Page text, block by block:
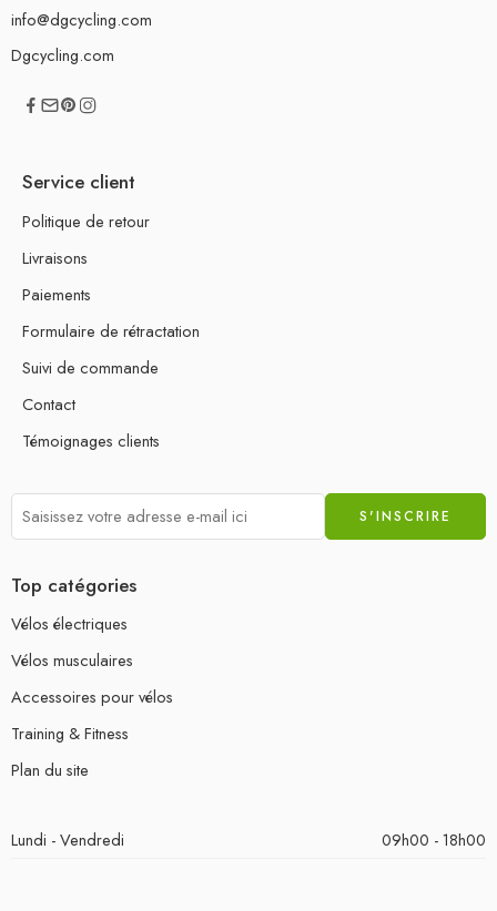
info@dgcycling.com
Dgcycling.com
Service client
Politique de retour
Livraisons
Paiements
Formulaire de rétractation
Suivi de commande
Contact
Témoignages clients
Top catégories
Vélos électriques
Vélos musculaires
Accessoires pour vélos
Training & Fitness
Plan du site
Lundi - Vendredi 09h00 - 18h00